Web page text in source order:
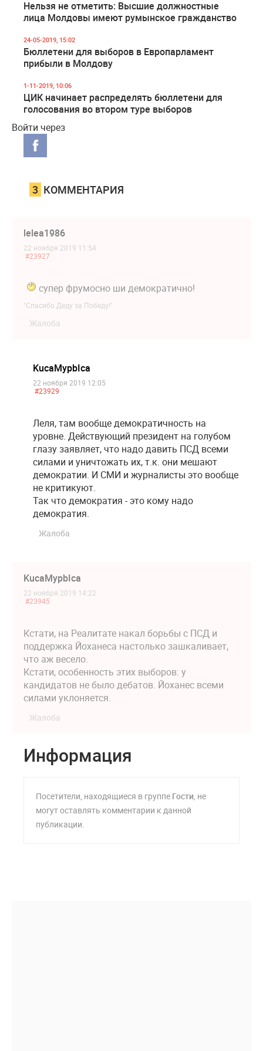
Нельзя не отметить: Высшие должностные
лица Молдовы имеют румынское гражданство
24-05-2019, 15:02
Бюллетени для выборов в Европарламент
прибыли в Молдову
1-11-2019, 10:06
ЦИК начинает распределять бюллетени для
голосования во втором туре выборов
Войти через
3 КОММЕНТАРИЯ
lelea1986
22 ноября 2019 11:54
#23927
супер фрумосно ши демократично!
"Спасибо Деду за Победу!"
Жалоба
KucaMypbIca
22 ноября 2019 12:05
#23929
Леля, там вообще демократичность на
уровне. Действующий президент на голубом
глазу заявляет, что надо давить ПСД всеми
силами и уничтожать их, т.к. они мешают
демократии. И СМИ и журналисты это вообще
не критикуют.
Так что демократия - это кому надо
демократия.
Жалоба
KucaMypbIca
22 ноября 2019 14:22
#23945
Кстати, на Реалитате накал борьбы с ПСД и
поддержка Йоханеса настолько зашкаливает,
что аж весело.
Кстати, особенность этих выборов: у
кандидатов не было дебатов. Йоханес всеми
силами уклоняется.
Жалоба
Информация
Посетители, находящиеся в группе Гости, не
могут оставлять комментарии к данной
публикации.